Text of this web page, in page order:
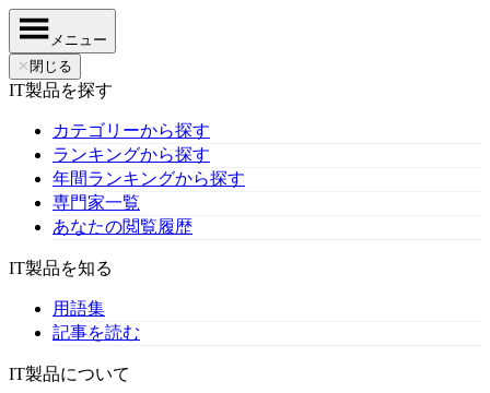
メニュー
✕ 閉じる
IT製品を探す
カテゴリーから探す
ランキングから探す
年間ランキングから探す
専門家一覧
あなたの閲覧履歴
IT製品を知る
用語集
記事を読む
IT製品について